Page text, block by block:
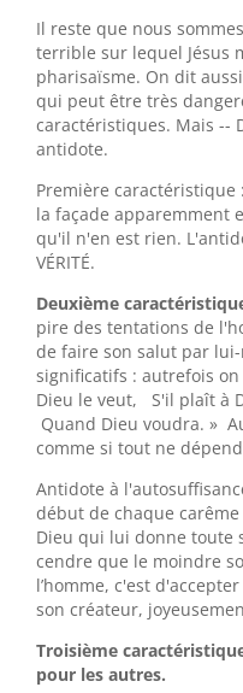
Il reste que nous
terrible sur lequel Jésus
pharisaïsme. On dit
qui peut être très
caractéristiques. Mais --
antidote.
Première caractéristique
la façade apparemment
qu'il n'en est rien.
VÉRITÉ.
Deuxième
pire des tentations de
de faire son salut par
significatifs : autrefois
Dieu le veut, S'il plaît à
Quand Dieu voudra. »
comme si tout ne
Antidote à
début de chaque
Dieu qui lui donne toute
cendre que le moindre
l’homme, c'est
son créateur,
Troisième
pour les autres.